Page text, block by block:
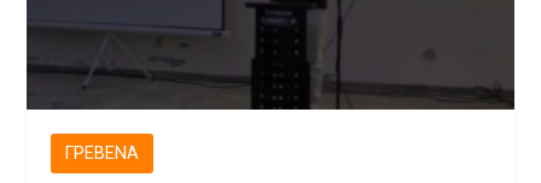
ΓΡΕΒΕΝΆ